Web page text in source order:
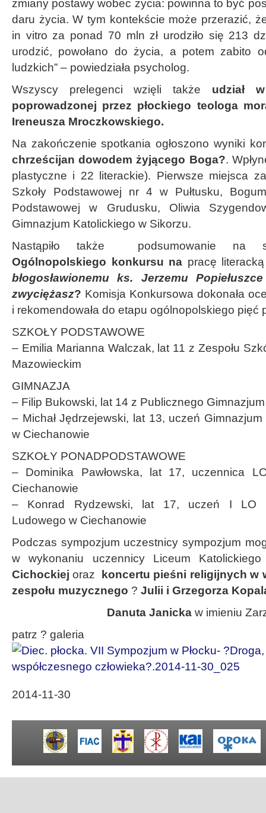
zmiany postawy wobec życia: powinna to być
daru życia. W tym kontekście może przerazić,
in vitro za ponad 70 mln zł urodziło się 213
urodzić, powołano do życia, a potem zabito
ludzkich” – powiedziała psycholog.
Wszyscy prelegenci wzięli także udział
poprowadzonej przez płockiego teologa
Ireneusza Mroczkowskiego.
Na zakończenie spotkania ogłoszono wyniki
chrześcijan dowodem żyjącego Boga?.
plastyczne i 22 literackie). Pierwsze miejsca
Szkoły Podstawowej nr 4 w Pułtusku,
Podstawowej w Grudusku, Oliwia
Gimnazjum Katolickiego w Sikorzu.
Nastąpiło także podsumowanie na
Ogólnopolskiego konkursu na pracę
błogosławionemu ks. Jerzemu
zwyciężasz? Komisja Konkursowa dokonała
i rekomendowała do etapu ogólnopolskiego pięć
SZKOŁY PODSTAWOWE
– Emilia Marianna Walczak, lat 11 z Zespołu
Mazowieckim
GIMNAZJA
– Filip Bukowski, lat 14 z Publicznego
– Michał Jędrzejewski, lat 13, uczeń
w Ciechanowie
SZKOŁY PONADPODSTAWOWE
– Dominika Pawłowska, lat 17, uczennica
Ciechanowie
– Konrad Rydzewski, lat 17, uczeń I LO
Ludowego w Ciechanowie
Podczas sympozjum uczestnicy sympozjum
w wykonaniu uczennicy Liceum
Cichockiej oraz
koncertu pieśni religijnych w
zespołu muzycznego ? Julii i Grzegorza
Danuta Janicka w imieniu
patrz ? galeria
2014-11-30